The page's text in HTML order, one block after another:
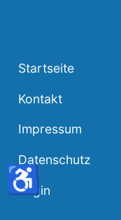
Startseite
Kontakt
Impressum
Datenschutz
Login